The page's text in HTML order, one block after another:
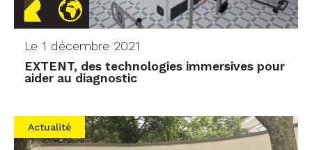
Le 1 décembre 2021
EXTENT, des technologies immersives pour
aider au diagnostic
Actualité